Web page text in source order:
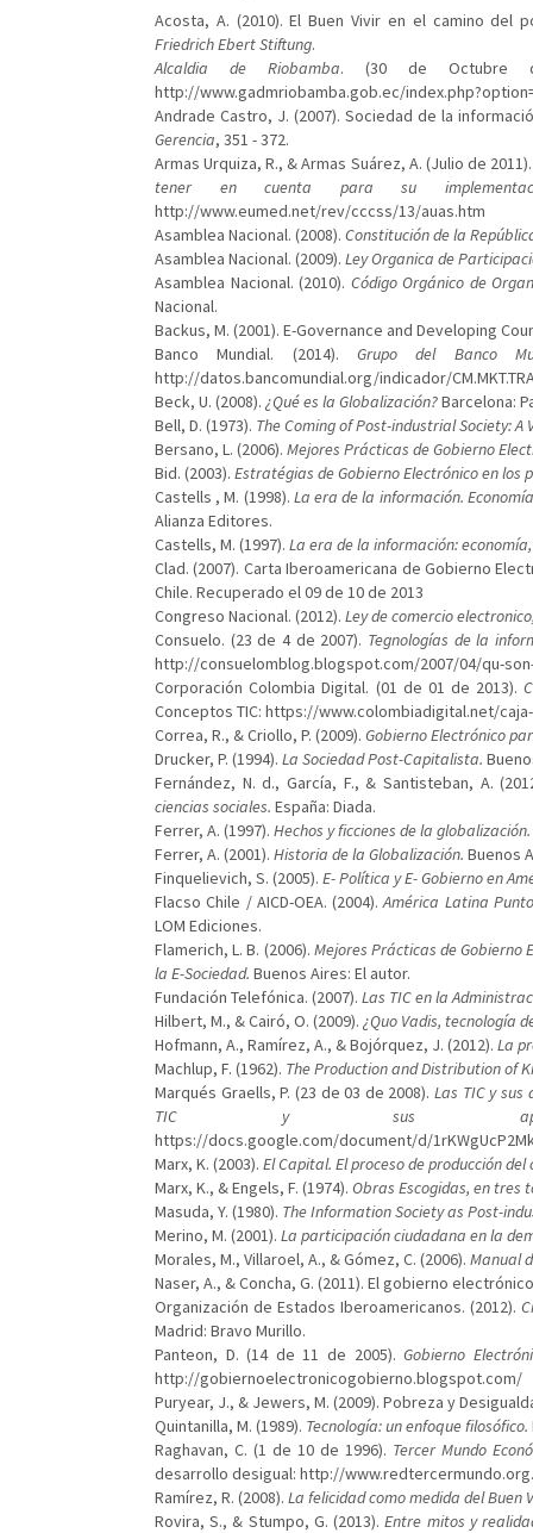
Acosta, A. (2010). El Buen Vivir en el camino del
Friedrich Ebert Stiftung.
Alcaldia de Riobamba. (30 de Octubre
http://www.gadmriobamba.gob.ec/
Andrade Castro, J. (2007). Sociedad de la
Gerencia, 351 - 372.
Armas Urquiza, R., & Armas Suárez, A. (Julio de
tener en cuenta para su
http://www.eumed.net/rev/cccss/13/auas.htm
Asamblea Nacional. (2008). Constitución de la
Asamblea Nacional. (2009). Ley Organica de
Asamblea Nacional. (2010). Código Orgánico de
Nacional.
Backus, M. (2001). E-Governance and Developing
Banco Mundial. (2014). Grupo del Banco
http://datos.bancomundial.org/indicador/
Beck, U. (2008). ¿Qué es la Globalización?Barcelona:
Bell, D. (1973). The Coming of Post-industrial Society:
Bersano, L. (2006). Mejores Prácticas de Gobierno
Bid. (2003). Estratégias de Gobierno Electrónico en los
Castells , M. (1998). La era de la información.
Alianza Editores.
Castells, M. (1997). La era de la información:
Clad. (2007). Carta Iberoamericana de Gobierno
Chile. Recuperado el 09 de 10 de 2013
Congreso Nacional. (2012). Ley de comercio
Consuelo. (23 de 4 de 2007). Tegnologías de la
http://consuelomblog.blogspot.com/2007/04/qu-
Corporación Colombia Digital. (01 de 01 de 2013).
Conceptos TIC: https://www.colombiadigital.net/
Correa, R., & Criollo, P. (2009). Gobierno Electrónico
Drucker, P. (1994). La Sociedad Post-Capitalista.
Fernández, N. d., García, F., & Santisteban, A.
ciencias sociales. España: Diada.
Ferrer, A. (1997). Hechos y ficciones de la globalización.
Ferrer, A. (2001). Historia de la Globalización. Buenos
Finquelievich, S. (2005). E- Política y E- Gobierno en
Flacso Chile / AICD-OEA. (2004).América Latina
LOM Ediciones.
Flamerich, L. B. (2006). Mejores Prácticas de Gobierno
la E-Sociedad. Buenos Aires: El autor.
Fundación Telefónica. (2007). Las TIC en la
Hilbert, M., & Cairó, O. (2009). ¿Quo Vadis, tecnología
Hofmann, A., Ramírez, A., & Bojórquez, J. (2012). La
Machlup, F. (1962). The Production and Distribution of
Marqués Graells, P. (23 de 03 de 2008). Las TIC y sus
TIC y sus
https://docs.google.com/document/d/
Marx, K. (2003). El Capital. El proceso de producción
Marx, K., & Engels, F. (1974). Obras Escogidas, en tres
Masuda, Y. (1980). The Information Society as Post-
Merino, M. (2001). La participación ciudadana en la
Morales, M., Villaroel, A., & Gómez, C. (2006). Manual
Naser, A., & Concha, G. (2011). El gobierno
Organización de Estados Iberoamericanos. (2012).
Madrid: Bravo Murillo.
Panteon, D. (14 de 11 de 2005).Gobierno
http://gobiernoelectronicogobierno.blogspot.com/
Puryear, J., & Jewers, M. (2009). Pobreza y
Quintanilla, M. (1989). Tecnología: un enfoque filosófico.
Raghavan, C. (1 de 10 de 1996). Tercer Mundo
desarrollo desigual: http://
Ramírez, R. (2008). La felicidad como medida del Buen
Rovira, S., & Stumpo, G. (2013).Entre mitos y